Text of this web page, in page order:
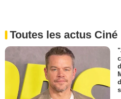
Toutes les actus Ciné